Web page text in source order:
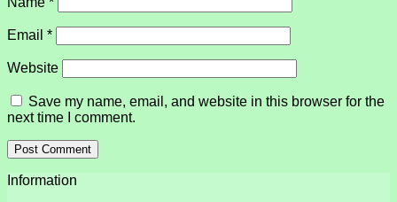
Email *
Website
Save my name, email, and website in this browser for the
next time I comment.
Information